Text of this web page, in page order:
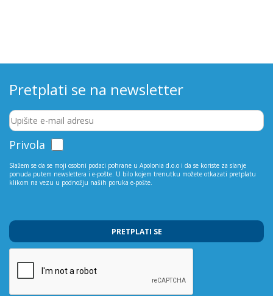
Pretplati se na newsletter
Privola
Slažem se da se moji osobni podaci pohrane u Apolonia d.o.o i da se koriste za slanje
ponuda putem newslettera i e-pošte. U bilo kojem trenutku možete otkazati pretplatu
klikom na vezu u podnožju naših poruka e-pošte.
PRETPLATI SE